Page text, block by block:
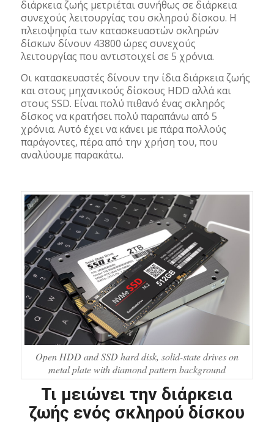
διάρκεια ζωής μετριέται συνήθως σε διάρκεια
συνεχούς λειτουργίας του σκληρού δίσκου. Η
πλειοψηφία των κατασκευαστών σκληρών
δίσκων δίνουν 43800 ώρες συνεχούς
λειτουργίας που αντιστοιχεί σε 5 χρόνια.
Οι κατασκευαστές δίνουν την ίδια διάρκεια ζωής
και στους μηχανικούς δίσκους HDD αλλά και
στους SSD. Είναι πολύ πιθανό ένας σκληρός
δίσκος να κρατήσει πολύ παραπάνω από 5
χρόνια. Αυτό έχει να κάνει με πάρα πολλούς
παράγοντες, πέρα από την χρήση του, που
αναλύουμε παρακάτω.
Open HDD and SSD hard disk, solid-state drives on
metal plate with diamond pattern background
Τι μειώνει την διάρκεια
ζωής ενός σκληρού δίσκου